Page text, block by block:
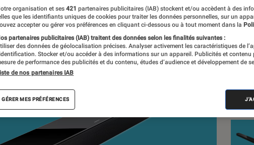
notre
comparateur
de
VOIR
organisation et ses 421 partenaires publicitaires (IAB) stockent et/ou accèdent à des
que les identifiants uniques de cookies pour traiter les données personnelles, sur un
accepter ou gérer vos préférences en cliquant ci-dessous ou à tout moment dans la
partenaires publicitaires (IAB) traitent des données selon les finalités suivantes :
des données de géolocalisation précises. Analyser activement les caractéristiques de
Stocker et/ou accéder à des informations sur un appareil. Publicités et contenu
de performance des publicités et du contenu, études d’audience et développement de
de nos partenaires IAB
GÉRER MES PRÉFÉRENCES